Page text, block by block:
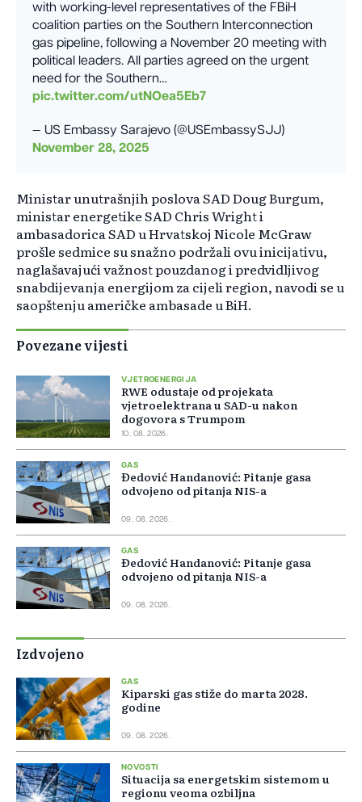
with working-level representatives of the FBiH
coalition parties on the Southern Interconnection
gas pipeline, following a November 20 meeting with
political leaders. All parties agreed on the urgent
need for the Southern…
pic.twitter.com/utNOea5Eb7
— US Embassy Sarajevo (@USEmbassySJJ)
November 28, 2025
Ministar unutrašnjih poslova SAD Doug Burgum,
ministar energetike SAD Chris Wright i
ambasadorica SAD u Hrvatskoj Nicole McGraw
prošle sedmice su snažno podržali ovu inicijativu,
naglašavajući važnost pouzdanog i predvidljivog
snabdijevanja energijom za cijeli region, navodi se u
saopštenju američke ambasade u BiH.
Povezane vijesti
VJETROENERGIJA
RWE odustaje od projekata
vjetroelektrana u SAD-u nakon
dogovora s Trumpom
10. 08. 2026.
GAS
Đedović Handanović: Pitanje gasa
odvojeno od pitanja NIS-a
09. 08. 2026.
GAS
Đedović Handanović: Pitanje gasa
odvojeno od pitanja NIS-a
09. 08. 2026.
Izdvojeno
GAS
Kiparski gas stiže do marta 2028.
godine
09. 08. 2026.
NOVOSTI
Situacija sa energetskim sistemom u
regionu veoma ozbiljna